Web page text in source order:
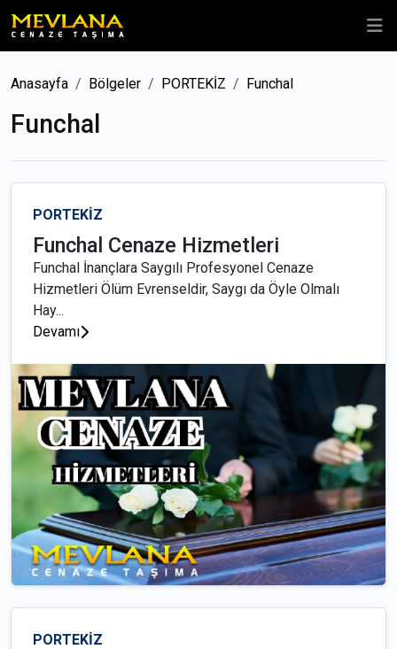
Anasayfa Bölgeler PORTEKİZ Funchal
Funchal
PORTEKİZ
Funchal Cenaze Hizmetleri
Funchal İnançlara Saygılı Profesyonel Cenaze
Hizmetleri Ölüm Evrenseldir, Saygı da Öyle Olmalı
Hay...
Devamı
PORTEKİZ